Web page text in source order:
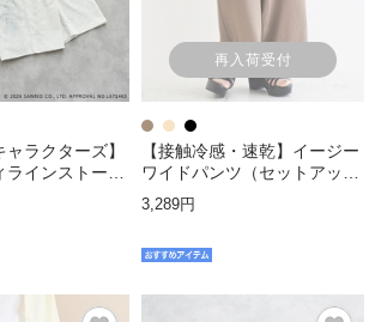
ャラクターズ】
インストーン
ツ
再入荷受付
【接触冷感・速乾】イージー
ワイドパンツ（セットアップ
可）
3,289円